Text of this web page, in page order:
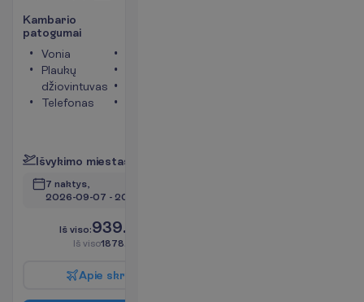
Kambario
patogumai
Vonia
Plaukų
džiovintuvas
Telefonas
Išvykimo miestas
7 naktys,
2026-09-07 - 2026-09-14
Iš viso:939.00
Iš viso1878.00
Apie skr